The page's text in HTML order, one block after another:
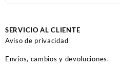
SERVICIO AL CLIENTE
Aviso de privacidad
Envíos, cambios y devoluciones.